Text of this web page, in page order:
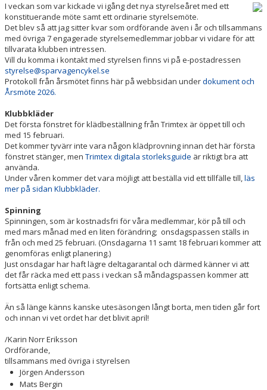
DOKUMENT
SPÅRVÄGEN FLOWTRAIL OCH XCO-SPÅRET
MTB
I veckan som var kickade vi igång det nya styrelseåret med ett
konstituerande möte samt ett ordinarie styrelsemöte.
Det blev så att jag sitter kvar som ordförande även i år och tillsammans
med övriga 7 engagerade styrelsemedlemmar jobbar vi vidare för att
tillvarata klubben intressen.
Vill du komma i kontakt med styrelsen finns vi på e-postadressen
styrelse@sparvagencykel.se
Protokoll från årsmötet finns här på webbsidan underdokument och
Årsmöte 2026.
Klubbkläder
Det första fönstret för klädbeställning från Trimtex är öppet till och
med 15 februari.
Det kommer tyvärr inte vara någon klädprovning innan det här första
fönstret stänger, men Trimtex digitala storleksguide är riktigt bra att
använda.
Under våren kommer det vara möjligt att beställa vid ett tillfälle till,läs
mer på sidan Klubbkläder.
Spinning
Spinningen, som är kostnadsfri för våra medlemmar, kör på till och
med mars månad med en liten förändring; onsdagspassen ställs in
från och med 25 februari. (Onsdagarna 11 samt 18 februari kommer att
genomföras enligt planering.)
Just onsdagar har haft lägre deltagarantal och därmed känner vi att
det får räcka med ett pass i veckan så måndagspassen kommer att
fortsätta enligt schema.
Än så länge känns kanske utesäsongen långt borta, men tiden går fort
och innan vi vet ordet har det blivit april!
/Karin Norr Eriksson
Ordförande,
tillsammans med övriga i styrelsen
Jörgen Andersson
Mats Bergin